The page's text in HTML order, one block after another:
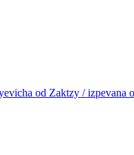
od Zaktzy / izpevana